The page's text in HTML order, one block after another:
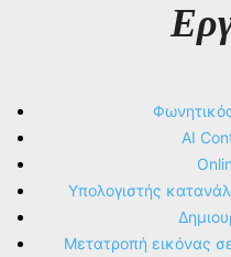
AI
Υπολογιστής
Μετατροπή εικόνας